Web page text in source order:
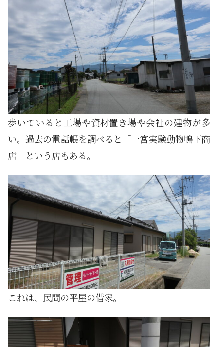
歩いていると工場や資材置き場や会社の建物が多
い。過去の電話帳を調べると「一宮実験動物鴨下商
店」という店もある。
これは、民間の平屋の借家。